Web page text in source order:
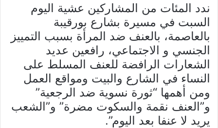
ندد المئات من المشاركين عشية اليوم
السبت في مسيرة بشارع بورقيبة
بالعاصمة، بالعنف ضد المرأة بسبب التمييز
الجنسي و الاجتماعي، رافعين عديد
الشعارات الرافضة للعنف المسلط على
النساء في الشارع والبيت ومواقع العمل
ومن أهمها “ثورة نسوية ضد الرجعية”
و”العنف نقمة والسكوت مضرة” و”الشعب
يريد لا عنفا بعد اليوم”.